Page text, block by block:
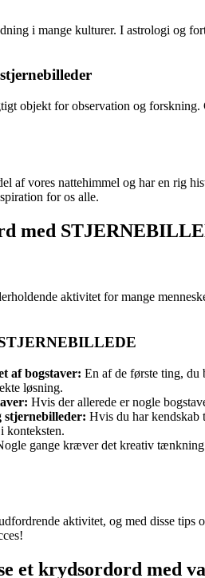
i mange kulturer. I astrologi og
objekt for observation og
af vores nattehimmel og har en rig
for os alle.
med
aktivitet for mange
af bogstaver: En af de første ting, du
løsning.
Hvis der allerede er nogle
stjernebilleder: Hvis du har kendskab
konteksten.
gange kræver det kreativ tænkning
aktivitet, og med disse
et krydsordord med